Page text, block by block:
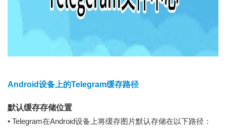
Android设备上的Telegram缓存路径
默认缓存存储位置
• Telegram在Android设备上将缓存图片默认存储在以下路径：